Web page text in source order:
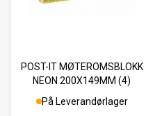
POST-IT MØTEROMSBLOKK
NEON 200X149MM (4)
På Leverandørlager